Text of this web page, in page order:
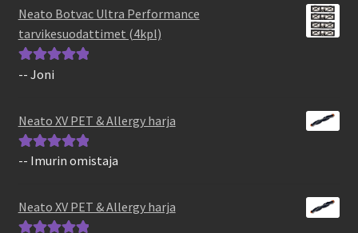
Neato Botvac Ultra Performance
tarvikesuodattimet (4kpl)
Arvostelu
-- Joni
Neato XV PET & Allergy harja
Arvostelu
-- Imurin omistaja
Neato XV PET & Allergy harja